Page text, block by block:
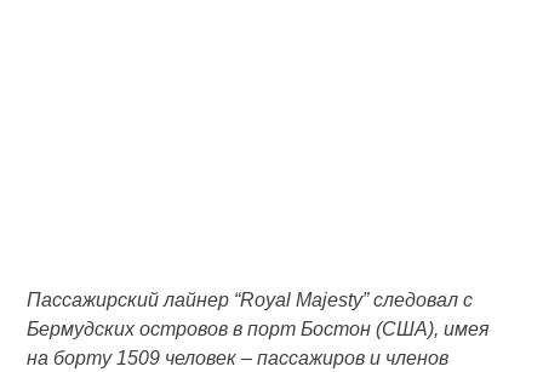
Пассажирский лайнер “Royal Majesty” следовал с
Бермудских островов в порт Бостон (США), имея
на борту 1509 человек – пассажиров и членов